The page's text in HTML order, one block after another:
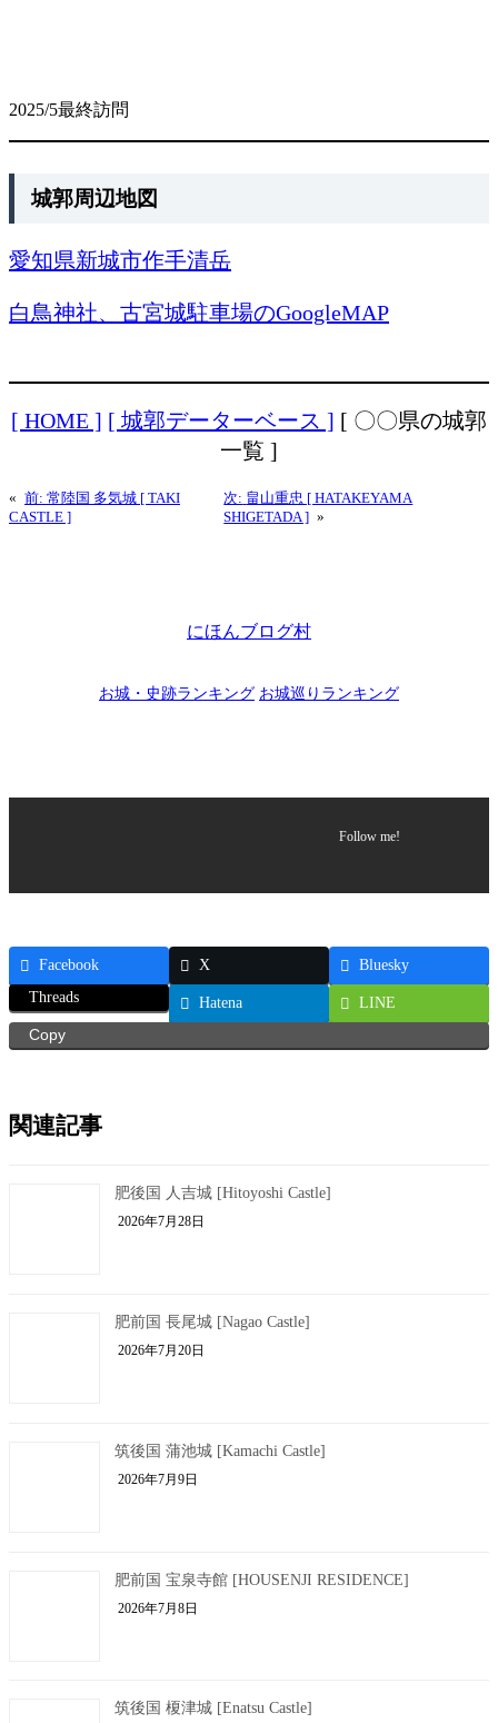
2025/5最終訪問
城郭周辺地図
愛知県新城市作手清岳
白鳥神社、古宮城駐車場のGoogleMAP
[ HOME ] [ 城郭データーベース ] [ 〇〇県の城郭
一覧 ]
« 前: 常陸国 多気城 [ TAKI
CASTLE ]
次: 畠山重忠 [ HATAKEYAMA
SHIGETADA ] »
にほんブログ村
お城・史跡ランキング お城巡りランキング
Follow me!
Facebook X
Bluesky
Threads
Hatena
LINE
Copy
関連記事
肥後国 人吉城 [Hitoyoshi Castle]
2026年7月28日
肥前国 長尾城 [Nagao Castle]
2026年7月20日
筑後国 蒲池城 [Kamachi Castle]
2026年7月9日
肥前国 宝泉寺館 [HOUSENJI RESIDENCE]
2026年7月8日
筑後国 榎津城 [Enatsu Castle]